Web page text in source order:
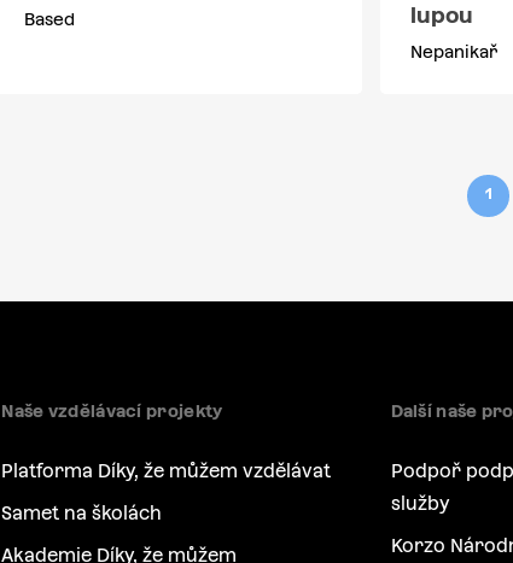
Based
lupou
Nepanikař
1
Naše vzdělávací projekty
Platforma Díky, že můžem vzdělávat
Samet na školách
Akademie Díky, že můžem
Další naše
Podpoř
služby
Korzo